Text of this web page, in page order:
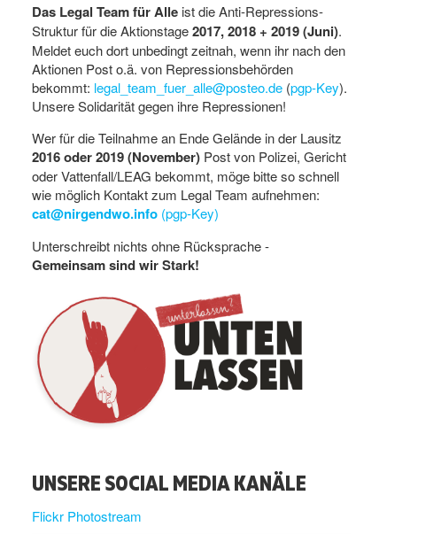
Das Legal Team für Alle ist die Anti-Repressions-
Struktur für die Aktionstage2017, 2018 + 2019 (Juni).
Meldet euch dort unbedingt zeitnah, wenn ihr nach den
Aktionen Post o.ä. von Repressionsbehörden
bekommt: legal_team_fuer_alle@posteo.de (pgp-Key).
Unsere Solidarität gegen ihre Repressionen!
Wer für die Teilnahme an Ende Gelände in der Lausitz
2016 oder 2019 (November) Post von Polizei, Gericht
oder Vattenfall/LEAG bekommt, möge bitte so schnell
wie möglich Kontakt zum Legal Team aufnehmen:
cat@nirgendwo.info (pgp-Key)
Unterschreibt nichts ohne Rücksprache -
Gemeinsam sind wir Stark!
UNSERE SOCIAL MEDIA KANÄLE
Flickr Photostream